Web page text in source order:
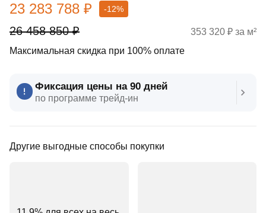
26 458 850 ₽
23 283 788 ₽ -12%
Максимальная скидка при 100% оплате
Фиксация цены на 90 дней
по программе трейд‑ин
Другие выгодные способы покупки
353 320 ₽ за м²